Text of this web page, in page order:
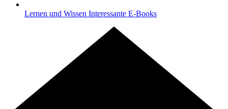
Lernen und Wissen Interessante E-Books